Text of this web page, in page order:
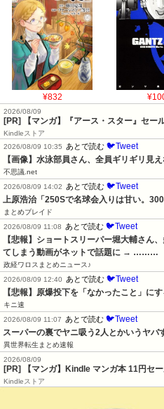
¥832
2026/08/09
[PR] 【マンガ】『アース・スター』セー
Kindleストア
2026/08/09 10:35
あとで読む 🐦Tweet
【画像】水泳部員さん、全員ギリギリ見
不思議.net
2026/08/09 14:02
あとで読む 🐦Tweet
上原浩治「250Sで名球会入りは甘い。
まとめブレイド
2026/08/09 11:08
あとで読む 🐦Tweet
【悲報】ショートスリーパー堀大輔さん
てしまう動画がネットで話題に → ………
政経ワロスまとめニュース♪
2026/08/09 12:40
あとで読む 🐦Tweet
【悲報】原爆投下を「なかったこと」に
キニ速
2026/08/09 11:07
あとで読む 🐦Tweet
スーパーの裏でヤニ吸う2人とかいうヤ
異世界転生まとめ速報
2026/08/09
[PR] 【マンガ】Kindle マンガ本 11円セ
Kindleストア